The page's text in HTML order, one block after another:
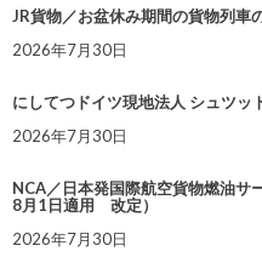
JR貨物／お盆休み期間の貨物列車
2026年7月30日
にしてつドイツ現地法人 シュツッ
2026年7月30日
NCA／日本発国際航空貨物燃油サ
8月1日適用 改定）
2026年7月30日